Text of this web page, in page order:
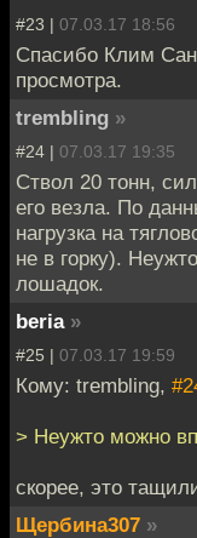
#23 | 07.03.17 18:56
Спасибо Клим
просмотра.
trembling »
#24 | 07.03.17 19:35
Ствол 20 тонн,
его везла. По
нагрузка на
не в горку).
лошадок.
beria »
#25 | 07.03.17 19:59
Кому: trembling,
> Неужто можно
скорее, это
Щербина307 »